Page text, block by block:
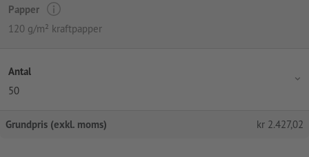
Papper
120 g/m² kraftpapper
Antal
50
Grundpris (exkl. moms) kr 2.427,02